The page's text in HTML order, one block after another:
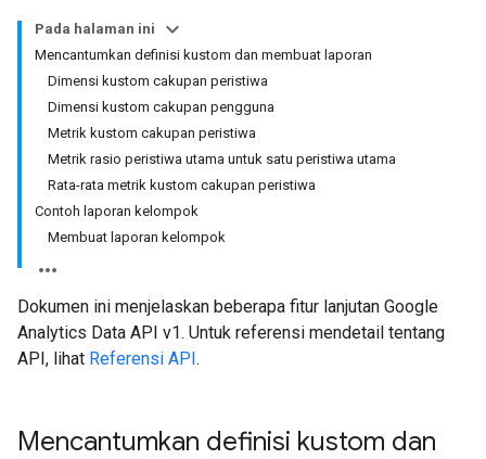
Pada halaman ini
Mencantumkan definisi kustom dan membuat laporan
Dimensi kustom cakupan peristiwa
Dimensi kustom cakupan pengguna
Metrik kustom cakupan peristiwa
Metrik rasio peristiwa utama untuk satu peristiwa utama
Rata-rata metrik kustom cakupan peristiwa
Contoh laporan kelompok
Membuat laporan kelompok
Dokumen ini menjelaskan beberapa fitur lanjutan Google
Analytics Data API v1. Untuk referensi mendetail tentang
API, lihat Referensi API.
Mencantumkan definisi kustom dan